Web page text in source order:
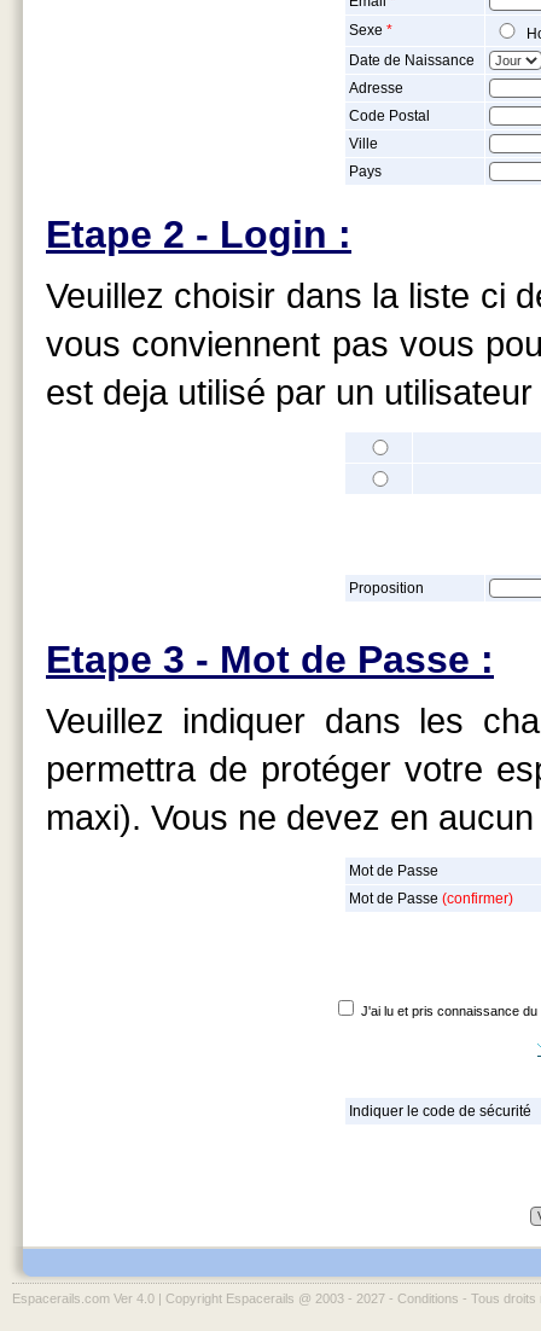
Sexe *
Date de Naissance
Adresse
Code Postal
Ville
Pays
Etape 2 - Login :
Veuillez choisir dans la liste ci
vous conviennent pas vous
est deja utilisé par un
Proposition
Etape 3 - Mot de Passe :
Veuillez indiquer dans les
permettra de protéger votre
maxi). Vous ne devez en
Mot de Passe
Mot de Passe (confirmer)
J'ai lu et pris connaissance du
Indiquer le code de sécurité
Espacerails.com Ver 4.0 | Copyright Espacerails @ 2003 - 2027 - Conditions - Tous droits